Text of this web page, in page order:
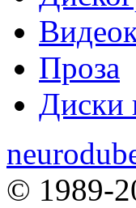
Проза
Диски
© 1989-